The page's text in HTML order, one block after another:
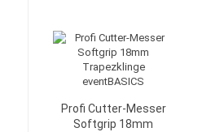
Profi Cutter-Messer
Softgrip 18mm